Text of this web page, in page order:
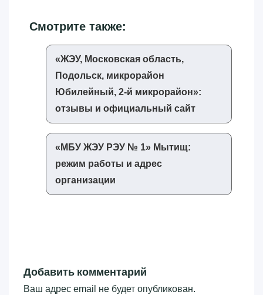
Смотрите также:
«‎ЖЭУ, Московская область,
Подольск, микрорайон
Юбилейный, 2-й микрорайон»‎:
отзывы и официальный сайт
«‎МБУ ЖЭУ РЭУ № 1»‎ Мытищ:
режим работы и адрес
организации
Добавить комментарий
Ваш адрес email не будет опубликован.